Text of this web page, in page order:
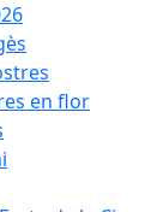
en flor